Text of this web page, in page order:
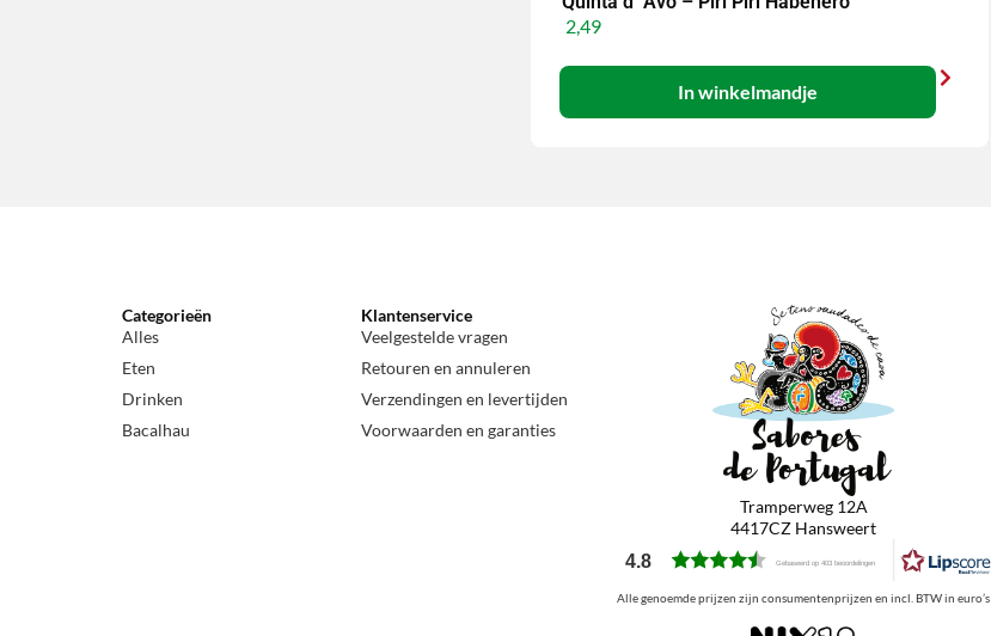
2,49
In winkelmandje
Categorieën
Alles
Eten
Drinken
Bacalhau
Klantenservice
Veelgestelde vragen
Retouren en annuleren
Verzendingen en levertijden
Voorwaarden en garanties
Tramperweg 12A
4417CZ Hansweert
4.8 Gebaseerd op 403 beoordelingen
Alle genoemde prijzen zijn consumentenprijzen en incl. BTW in euro’s